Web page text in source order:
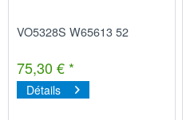
VO5328S W65613 52
75,30 € *
Détails